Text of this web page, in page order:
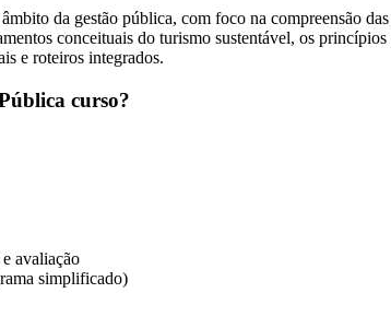
da gestão pública, com foco na compreensão
conceituais do turismo sustentável, os
e roteiros integrados.
curso?
avaliação
simplificado)